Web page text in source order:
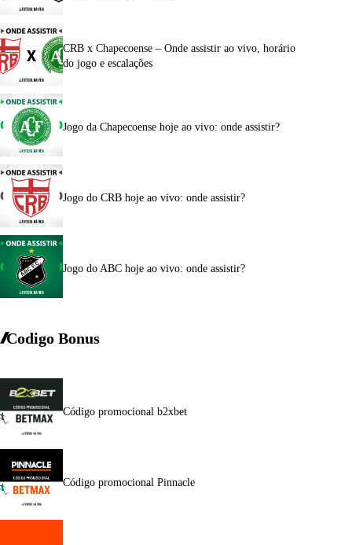
CRB x Chapecoense – Onde assistir ao vivo, horário
do jogo e escalações
Jogo da Chapecoense hoje ao vivo: onde assistir?
Jogo do CRB hoje ao vivo: onde assistir?
Jogo do ABC hoje ao vivo: onde assistir?
Codigo Bonus
Código promocional b2xbet
Código promocional Pinnacle